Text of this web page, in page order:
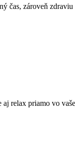
čas, zároveň zdraviu
relax priamo vo